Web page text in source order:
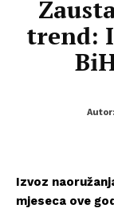
trend:
Autor:
Izvoz
mjeseca ove